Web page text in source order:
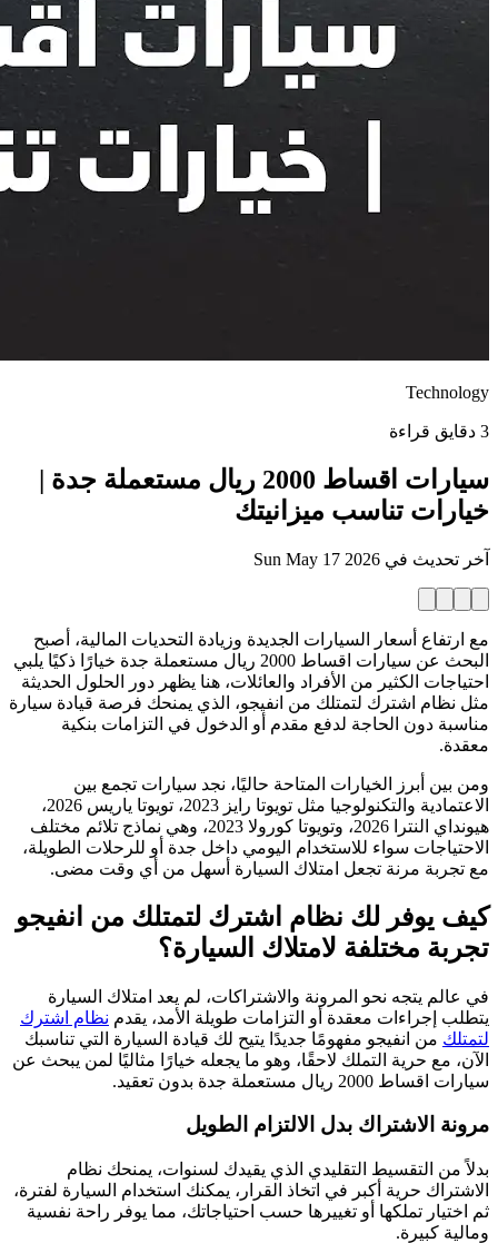
Technology
3 دقايق قراءة
سيارات اقساط 2000 ريال مستعملة جدة |
خيارات تناسب ميزانيتك
آخر تحديث في Sun May 17 2026
مع ارتفاع أسعار السيارات الجديدة وزيادة التحديات المالية، أصبح
البحث عن سيارات اقساط 2000 ريال مستعملة جدة خيارًا ذكيًا يلبي
احتياجات الكثير من الأفراد والعائلات، هنا يظهر دور الحلول الحديثة
مثل نظام اشترك لتمتلك من انفيجو، الذي يمنحك فرصة قيادة سيارة
مناسبة دون الحاجة لدفع مقدم أو الدخول في التزامات بنكية
معقدة.
ومن بين أبرز الخيارات المتاحة حاليًا، نجد سيارات تجمع بين
الاعتمادية والتكنولوجيا مثل تويوتا رايز 2023، تويوتا ياريس 2026،
هيونداي النترا 2026، وتويوتا كورولا 2023، وهي نماذج تلائم مختلف
الاحتياجات سواء للاستخدام اليومي داخل جدة أو للرحلات الطويلة،
مع تجربة مرنة تجعل امتلاك السيارة أسهل من أي وقت مضى.
كيف يوفر لك نظام اشترك لتمتلك من انفيجو
تجربة مختلفة لامتلاك السيارة؟
في عالم يتجه نحو المرونة والاشتراكات، لم يعد امتلاك السيارة
يتطلب إجراءات معقدة أو التزامات طويلة الأمد، يقدم نظام اشترك
لتمتلك من انفيجو مفهومًا جديدًا يتيح لك قيادة السيارة التي تناسبك
الآن، مع حرية التملك لاحقًا، وهو ما يجعله خيارًا مثاليًا لمن يبحث عن
سيارات اقساط 2000 ريال مستعملة جدة بدون تعقيد.
مرونة الاشتراك بدل الالتزام الطويل
بدلاً من التقسيط التقليدي الذي يقيدك لسنوات، يمنحك نظام
الاشتراك حرية أكبر في اتخاذ القرار، يمكنك استخدام السيارة لفترة،
ثم اختيار تملكها أو تغييرها حسب احتياجاتك، مما يوفر راحة نفسية
ومالية كبيرة.